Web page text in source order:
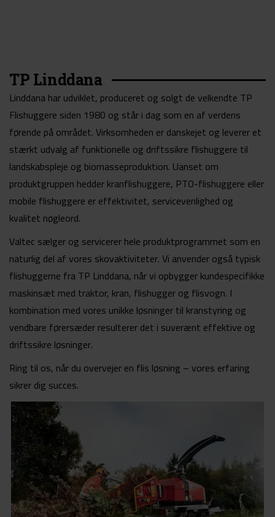
TP Linddana
Linddana har udviklet, produceret og solgt de velkendte TP
Flishuggere siden 1980 og står i dag som en af verdens
førende på området. Virksomheden er danskejet og leverer et
stærkt udvalg af funktionelle og driftssikre flishuggere til
landskabspleje og biomasseproduktion. Uanset om
produktgruppen hedder kranflishuggere, PTO-flishuggere eller
mobile flishuggere er effektivitet, servicevenlighed og
kvalitet nøgleord.
Valtec sælger og servicerer hele produktprogrammet som en
naturlig del af vores skovaktiviteter. Vi anvender også typisk
flishuggerne fra TP Linddana, når vi opbygger kundespecifikke
maskinsæt med traktor, kran, flishugger og flisvogn. I
kombination med vores unikke løsninger til kranstyring og
vendbare førersæder resulterer det i suverænt effektive og
driftssikre løsninger.
Ring til os, når du overvejer en flis løsning – vores erfaring
sikrer dig succes.